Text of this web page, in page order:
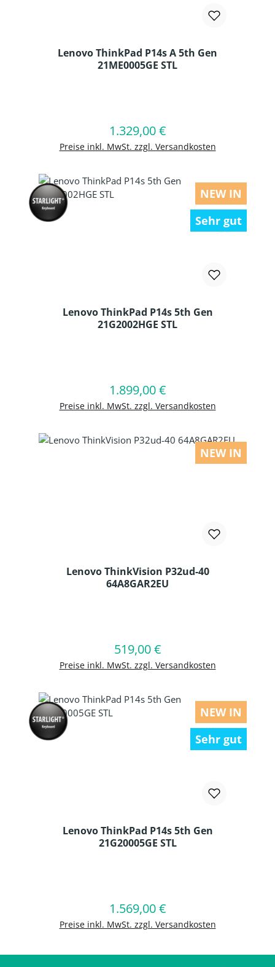
Lenovo ThinkPad P14s A 5th Gen
21ME0005GE STL
Regulärer Preis:
1.329,00 €
Preise inkl. MwSt. zzgl. Versandkosten
In den Warenkorb
NEW IN
Sehr gut
Lenovo ThinkPad P14s 5th Gen
21G2002HGE STL
Regulärer Preis:
1.899,00 €
Preise inkl. MwSt. zzgl. Versandkosten
In den Warenkorb
NEW IN
Lenovo ThinkVision P32ud-40
64A8GAR2EU
Regulärer Preis:
519,00 €
Preise inkl. MwSt. zzgl. Versandkosten
In den Warenkorb
NEW IN
Sehr gut
Lenovo ThinkPad P14s 5th Gen
21G20005GE STL
Regulärer Preis:
1.569,00 €
Preise inkl. MwSt. zzgl. Versandkosten
In den Warenkorb